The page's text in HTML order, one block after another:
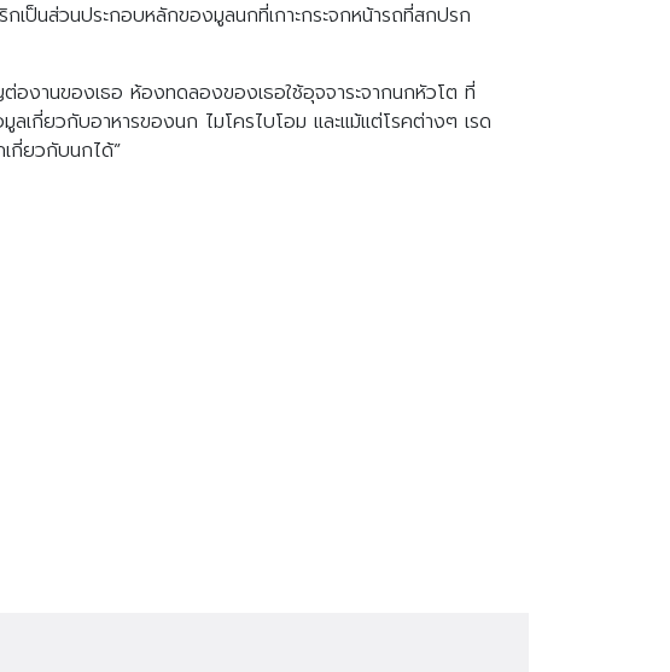
เป็นส่วนประกอบหลักของมูลนกที่เกาะกระจกหน้ารถที่สกปรก
งานของเธอ ห้องทดลองของเธอใช้อุจจาระจากนกหัวโต ที่
กี่ยวกับอาหารของนก ไมโครไบโอม และแม้แต่โรคต่างๆ เรด
กี่ยวกับนกได้”